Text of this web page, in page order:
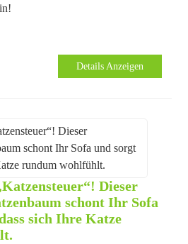
Details Anzeigen
Dieser
schont Ihr Sofa
sich Ihre Katze